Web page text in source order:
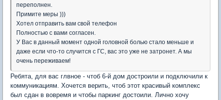
переполнен.
Примите меры )))
Хотел отправить вам свой телефон
Полностью с вами согласен.
У Вас в данный момент одной головной болью стало меньше и
даже если что-то случится с ГС, вас это уже не затронет. А мы
очень переживаем!
Ребята, для вас глвное - чтоб 6-й дом достроили и подключили к
коммуникациям. Хочется верить, чтоб этот красивый комплекс
был сдан в вовремя и чтобы паркинг достоили. Лично хочу